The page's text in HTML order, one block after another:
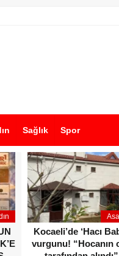
Sağlık Spor
Kocaeli’de ‘Hacı
vurgunu! “Hocanın